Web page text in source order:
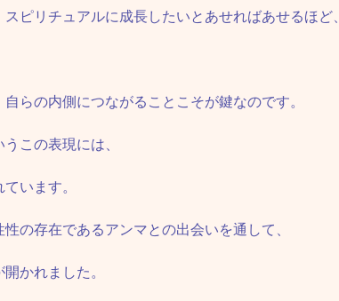
ピリチュアルに成長したいとあせればあせるほど、
らの内側につながることこそが鍵なのです。
この表現には、
います。
の存在であるアンマとの出会いを通して、
かれました。